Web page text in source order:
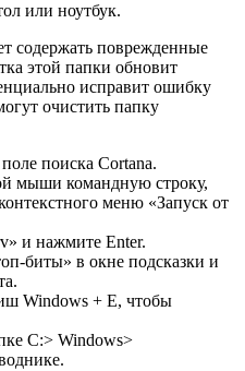
или ноутбук.
содержать поврежденные
этой папки обновит
исправит ошибку
очистить папку
поиска Cortana.
мыши командную строку,
меню «Запуск от
и нажмите Enter.
биты» в окне подсказки и
Windows + E, чтобы
C:> Windows>